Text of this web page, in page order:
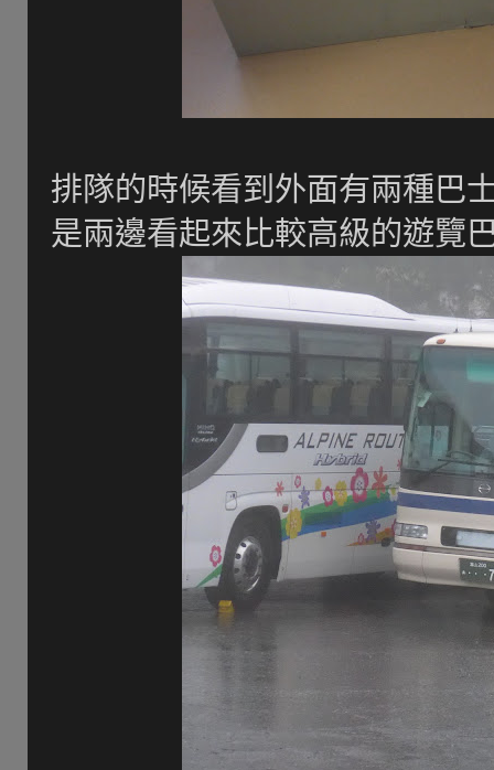
排隊的時候看到外面有兩種巴
是兩邊看起來比較高級的遊覽